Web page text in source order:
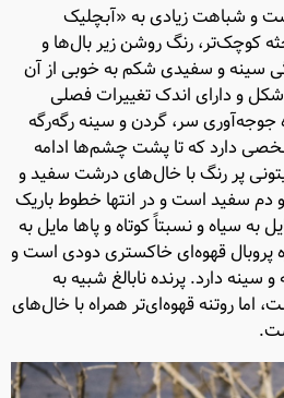
و شباهت زیادی به «آبچلیک
کوچک‌تر، رنگ روشن زیر بال‌ها و
سینه و سفیدی شکم به خوبی از آن
و دارای اندک تغییرات فصلی
جوجه‌آوری سر، گردن و سینه رگه‌رگه
دارد که تا پشت چشم‌ها ادامه
پر رنگ با خال‌های درشت سفید و
سفید است و در انتها خطوط باریک
به سیاه و نسبتاً کوتاه و پاها مایل به
پروبال قهوه‌ای خاکستری دودی است و
دارد. پرنده نابالغ شبیه به
اما روتنه قهوه‌ای‌تر همراه با خال‌های